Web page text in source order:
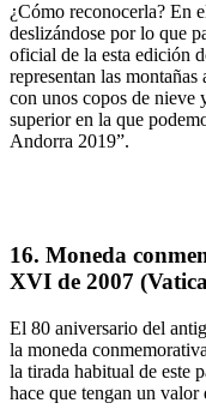
¿Cómo reconocerla? En
deslizándose por lo que
oficial de la esta edición
representan las
con unos copos de nieve
superior en la que
Andorra 2019”.
16. Moneda
XVI de 2007
El 80 aniversario del
la moneda
la tirada habitual de este
hace que tengan un valor